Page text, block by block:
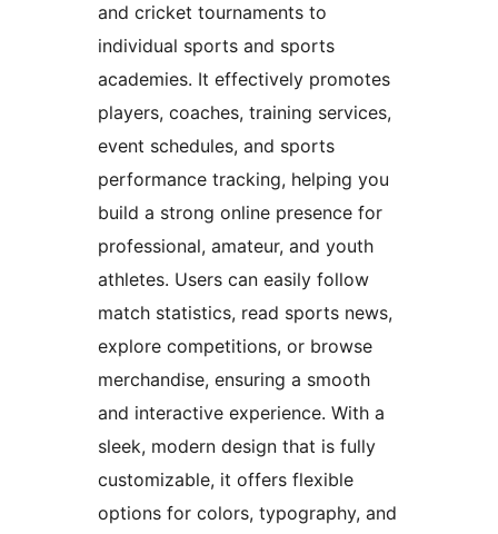
and cricket tournaments to
individual sports and sports
academies. It effectively promotes
players, coaches, training services,
event schedules, and sports
performance tracking, helping you
build a strong online presence for
professional, amateur, and youth
athletes. Users can easily follow
match statistics, read sports news,
explore competitions, or browse
merchandise, ensuring a smooth
and interactive experience. With a
sleek, modern design that is fully
customizable, it offers flexible
options for colors, typography, and